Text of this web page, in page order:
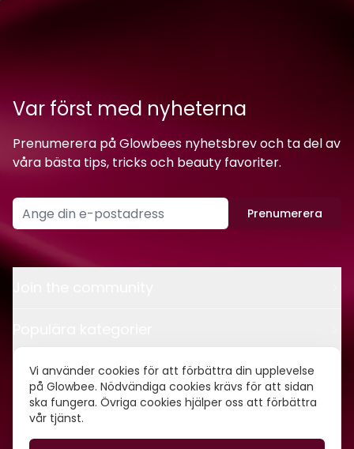
Vi använder cookies för att förbättra din upplevelse
på Glowbee. Nödvändiga cookies krävs för att sidan
ska fungera. Övriga cookies hjälper oss att förbättra
vår tjänst.
Var först med nyheterna
Prenumerera på Glowbees nyhetsbrev och ta del av
våra bästa tips, tricks och beauty favoriter.
Prenumerera
Kontakt
Om oss